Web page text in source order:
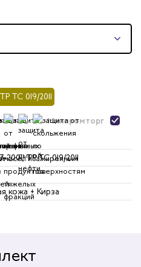
ТР ТС 019/2011
Минпромторг
2001; ТР ТС 019/2011
кожа + Кирза